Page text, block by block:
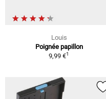
Louis
Poignée papillon
9,99 €1